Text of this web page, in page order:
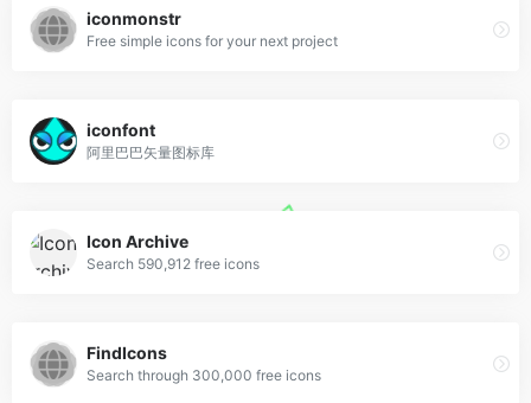
iconmonstr
Free simple icons for your next project
iconfont
阿里巴巴矢量图标库
Icon Archive
Search 590,912 free icons
FindIcons
Search through 300,000 free icons